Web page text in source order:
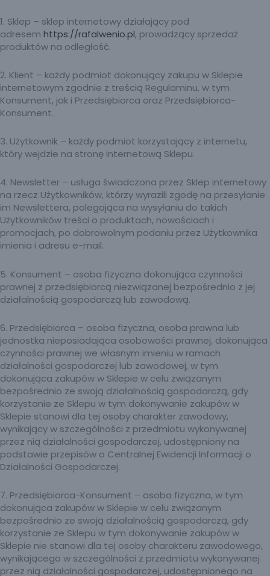
1. Sklep – sklep internetowy działający pod
adresem https://rafalwenio.pl, prowadzący sprzedaż
produktów na odległość.
2. Klient – każdy podmiot dokonujący zakupu w Sklepie
internetowym zgodnie z treścią Regulaminu, w tym
Konsument, jak i Przedsiębiorca oraz Przedsiębiorca-
Konsument.
3. Użytkownik – każdy podmiot korzystający z internetu,
który wejdzie na stronę internetową Sklepu.
4. Newsletter – usługa świadczona przez Sklep internetowy
na rzecz Użytkowników, którzy wyrazili zgodę na przesyłanie
im Newslettera, polegająca na wysyłaniu do takich
Użytkowników treści o produktach, nowościach i
promocjach, po dobrowolnym podaniu przez Użytkownika
imienia i adresu e-mail.
5. Konsument – osoba fizyczna dokonująca czynności
prawnej z przedsiębiorcą niezwiązanej bezpośrednio z jej
działalnością gospodarczą lub zawodową.
6. Przedsiębiorca – osoba fizyczna, osoba prawna lub
jednostka nieposiadająca osobowości prawnej, dokonująca
czynności prawnej we własnym imieniu w ramach
działalności gospodarczej lub zawodowej, w tym
dokonująca zakupów w Sklepie w celu związanym
bezpośrednio ze swoją działalnością gospodarczą, gdy
korzystanie ze Sklepu w tym dokonywanie zakupów w
Sklepie stanowi dla tej osoby charakter zawodowy,
wynikający w szczególności z przedmiotu wykonywanej
przez nią działalności gospodarczej, udostępniony na
podstawie przepisów o Centralnej Ewidencji Informacji o
Działalności Gospodarczej.
7. Przedsiębiorca-Konsument – osoba fizyczna, w tym
dokonująca zakupów w Sklepie w celu związanym
bezpośrednio ze swoją działalnością gospodarczą, gdy
korzystanie ze Sklepu w tym dokonywanie zakupów w
Sklepie nie stanowi dla tej osoby charakteru zawodowego,
wynikającego w szczególności z przedmiotu wykonywanej
przez nią działalności gospodarczej, udostępnionego na